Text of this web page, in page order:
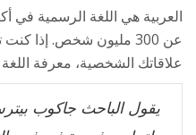
عن 300 مليون شخص. إذا
علاقاتك الشخصية، معرفة
يقول الباحث جاكوب